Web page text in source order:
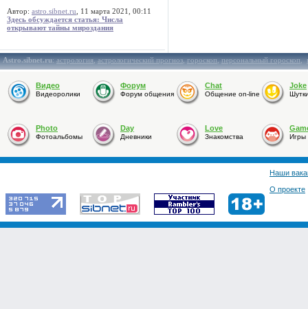
Автор: astro.sibnet.ru , 11 марта 2021, 00:11
Здесь обсуждается статья: Числа
открывают тайны мироздания
Astro.sibnet.ru:астрология,астрологический прогноз,гороскоп,персональный гороскоп,
Видео
Видеоролики
Форум
Форум общения
Chat
Общение on-line
Joke
Photo
Фотоальбомы
Day
Дневники
Love
Знакомства Игры
Наши
О проекте